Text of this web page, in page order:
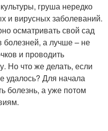
груша нередко
и вирусных заболеваний.
осматривать свой сад
болезней, а лучше – не
и проводить
Но что же делать, если
удалось? Для начала
болезнь, а уже потом